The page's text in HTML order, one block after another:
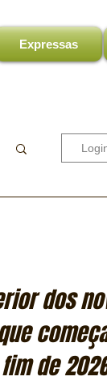
Expressas
dos
de